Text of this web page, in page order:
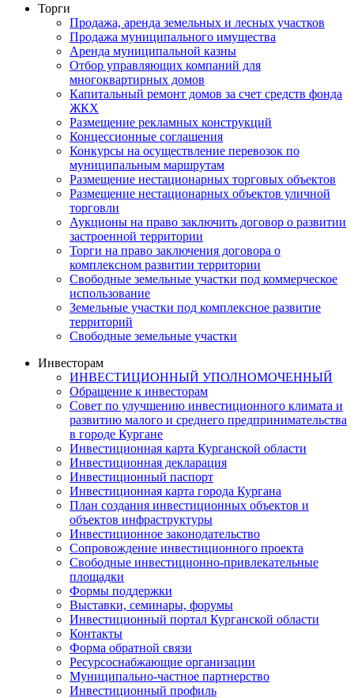
Торги
Продажа, аренда земельных и лесных участков
Продажа муниципального имущества
Аренда муниципальной казны
Отбор управляющих компаний для
многоквартирных домов
Капитальный ремонт домов за счет средств фонда
ЖКХ
Размещение рекламных конструкций
Концессионные соглашения
Конкурсы на осуществление перевозок по
муниципальным маршрутам
Размещение нестационарных торговых объектов
Размещение нестационарных объектов уличной
торговли
Аукционы на право заключить договор о развитии
застроенной территории
Торги на право заключения договора о
комплексном развитии территории
Свободные земельные участки под коммерческое
использование
Земельные участки под комплексное развитие
территорий
Свободные земельные участки
Инвесторам
ИНВЕСТИЦИОННЫЙ УПОЛНОМОЧЕННЫЙ
Обращение к инвесторам
Совет по улучшению инвестиционного климата и
развитию малого и среднего предпринимательства
в городе Кургане
Инвестиционная карта Курганской области
Инвестиционная декларация
Инвестиционный паспорт
Инвестиционная карта города Кургана
План создания инвестиционных объектов и
объектов инфраструктуры
Инвестиционное законодательство
Сопровождение инвестиционного проекта
Свободные инвестиционно-привлекательные
площадки
Формы поддержки
Выставки, семинары, форумы
Инвестиционный портал Курганской области
Контакты
Форма обратной связи
Ресурсоснабжающие организации
Муниципально-частное партнерство
Инвестиционный профиль